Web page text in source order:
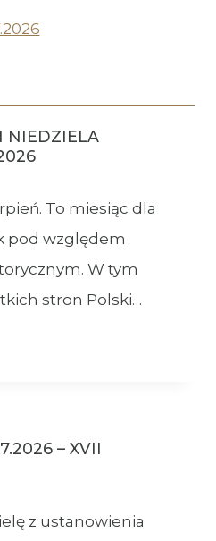
NIEDZIELA
To miesiąc dla
pod względem
W tym
stron Polski…
– XVII
z ustanowienia